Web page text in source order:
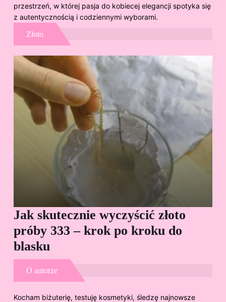
przestrzeń, w której pasja do kobiecej elegancji spotyka się
z autentycznością i codziennymi wyborami.
Złoto
Jak skutecznie wyczyścić złoto
próby 333 – krok po kroku do
blasku
O autorze
Kocham biżuterię, testuję kosmetyki, śledzę najnowsze